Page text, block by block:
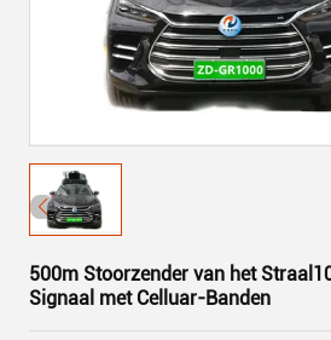
500m Stoorzender van het
Signaal met Celluar-Banden